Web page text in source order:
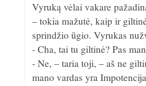
Vyruką vėlai vakare
– tokia mažutė, kaip ir
sprindžio ūgio. Vyrukas
- Cha, tai tu giltinė? Pas
- Ne, – taria toji, – aš ne
mano vardas yra